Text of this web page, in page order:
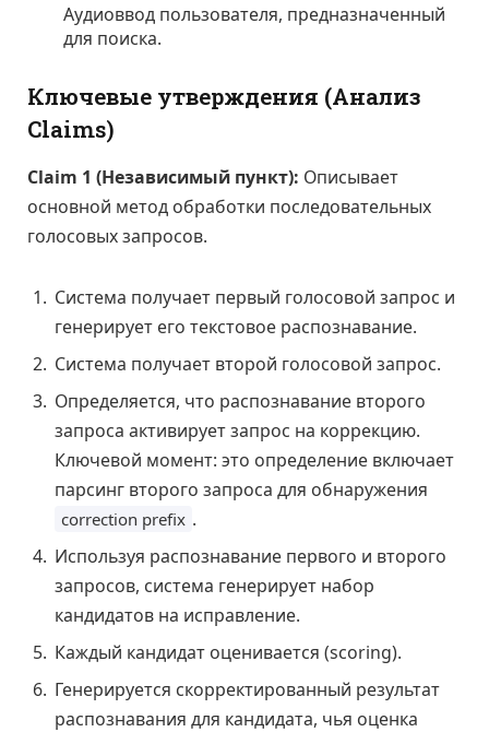
Аудиоввод пользователя, предназначенный
для поиска.
Ключевые утверждения (Анализ
Claims)
Claim 1 (Независимый пункт): Описывает
основной метод обработки последовательных
голосовых запросов.
Система получает первый голосовой запрос и
генерирует его текстовое распознавание.
Система получает второй голосовой запрос.
Определяется, что распознавание второго
запроса активирует запрос на коррекцию.
Ключевой момент: это определение включает
парсинг второго запроса для обнаружения
correction prefix .
Используя распознавание первого и второго
запросов, система генерирует набор
кандидатов на исправление.
Каждый кандидат оценивается (scoring).
Генерируется скорректированный результат
распознавания для кандидата, чья оценка